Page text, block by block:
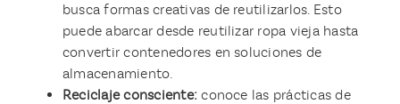
busca formas creativas de reutilizarlos. Esto
puede abarcar desde reutilizar ropa vieja hasta
convertir contenedores en soluciones de
almacenamiento.
Reciclaje consciente: conoce las prácticas de